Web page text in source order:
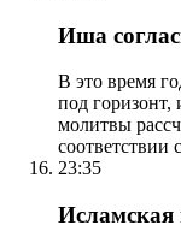
Иша
В это время
под
молитвы
соответствии
23:35
Исламская